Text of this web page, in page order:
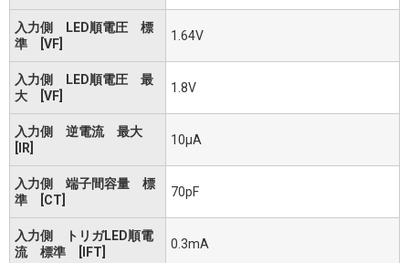
入力側 LED順電圧 標
準 [VF]
1.64V
入力側 LED順電圧 最
大 [VF]
1.8V
入力側 逆電流 最大
[IR]
10μA
入力側 端子間容量 標
準 [CT]
70pF
入力側 トリガLED順電
流 標準 [IFT]
0.3mA